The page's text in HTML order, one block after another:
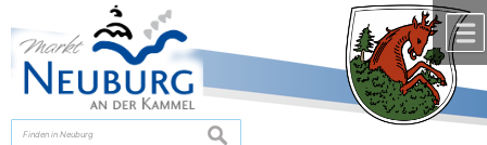
zur Navigationoder
springen.
suchen